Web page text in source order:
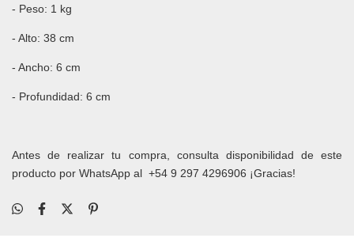
- Peso: 1 kg
- Alto: 38 cm
- Ancho: 6 cm
- Profundidad: 6 cm
Antes de realizar tu compra, consulta disponibilidad de este
producto por WhatsApp al +54 9 297 4296906 ¡Gracias!